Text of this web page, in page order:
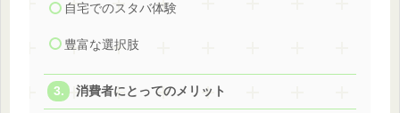
自宅でのスタバ体験
豊富な選択肢
消費者にとってのメリット